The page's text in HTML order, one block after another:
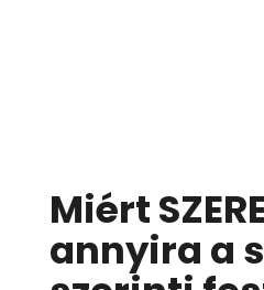
Miért
annyira a